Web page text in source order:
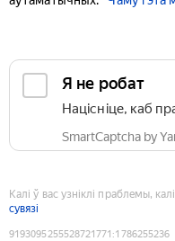
Я не робат
Націсніце, каб
SmartCaptcha by
Калі ў вас узніклі праблемы,
сувязі
9193095255528721771 :1786255236